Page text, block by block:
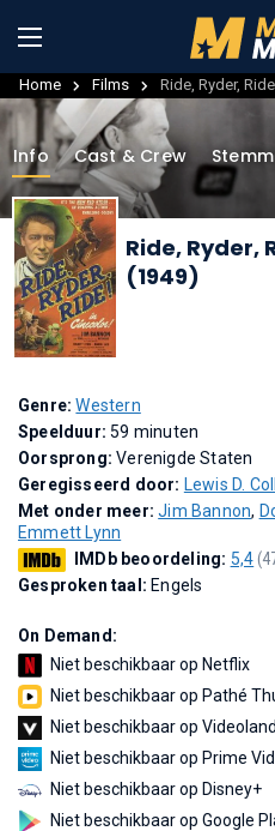
Home Films Ride, Ryder,
Info Cast & Crew
Ride, Ryder,
(1949)
Genre:Western
Speelduur:59 minuten
Oorsprong:Verenigde Staten
Geregisseerd door: Lewis D.
Met onder meer:Jim Bannon,
Emmett Lynn
IMDb beoordeling: 5,4
Gesproken taal: Engels
On Demand:
Niet beschikbaar op Netflix
Niet beschikbaar op Pathé
Niet beschikbaar op Videoland
Niet beschikbaar op Prime
Niet beschikbaar op Disney+
Niet beschikbaar op Google